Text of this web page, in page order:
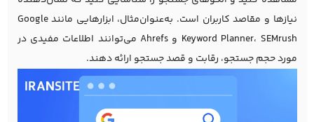
نیازها و مقاصد کاربران است. به‌عنوان‌مثال، ابزارهایی مانندGoogle
Keyword Planner
، SEMrush و Ahrefs می‌توانند اطلاعات مفیدی در
مورد حجم جستجو، رقابت و قصد جستجو ارائه دهند.